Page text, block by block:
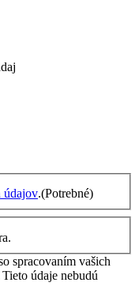
údajov.(Potrebné)
spracovaním vašich
údaje nebudú